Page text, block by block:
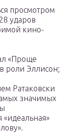
просмотром
ударов
кино-
«Проще
роли Эллисон;
Ратаковски
значимых
«идеальная»